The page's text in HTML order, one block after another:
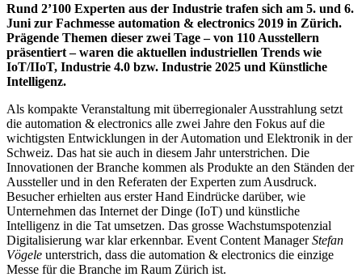
Rund 2’100 Experten aus der Industrie trafen sich am 5. und 6.
Juni zur Fachmesse automation & electronics 2019 in Zürich.
Prägende Themen dieser zwei Tage – von 110 Ausstellern
präsentiert – waren die aktuellen industriellen Trends wie
IoT/IIoT, Industrie 4.0 bzw. Industrie 2025 und Künstliche
Intelligenz.
Als kompakte Veranstaltung mit überregionaler Ausstrahlung setzt
die automation & electronics alle zwei Jahre den Fokus auf die
wichtigsten Entwicklungen in der Automation und Elektronik in der
Schweiz. Das hat sie auch in diesem Jahr unterstrichen. Die
Innovationen der Branche kommen als Produkte an den Ständen der
Aussteller und in den Referaten der Experten zum Ausdruck.
Besucher erhielten aus erster Hand Eindrücke darüber, wie
Unternehmen das Internet der Dinge (IoT) und künstliche
Intelligenz in die Tat umsetzen. Das grosse Wachstumspotenzial
Digitalisierung war klar erkennbar. Event Content ManagerStefan
Vögele unterstrich, dass die automation & electronics die einzige
Messe für die Branche im Raum Zürich ist.